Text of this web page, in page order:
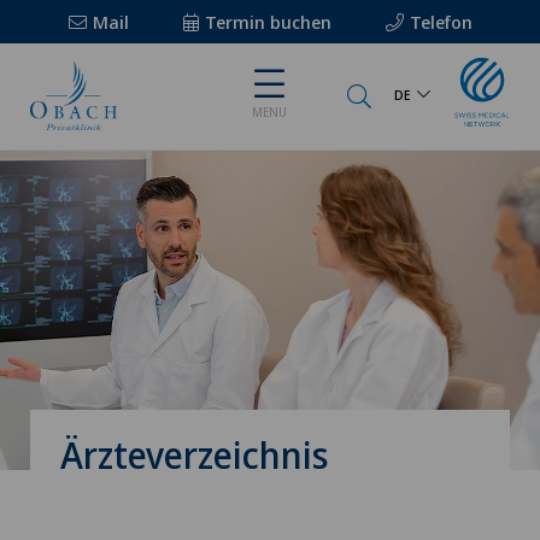
Mail Termin buchen Telefon
MENU
DE
Ärzteverzeichnis